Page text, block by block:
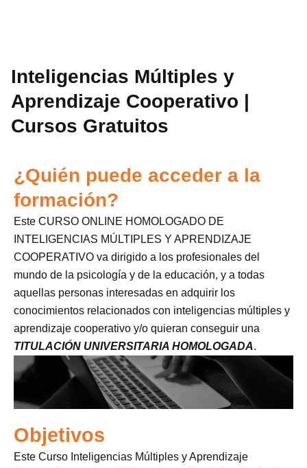
Inteligencias Múltiples y
Aprendizaje Cooperativo |
Cursos Gratuitos
¿Quién puede acceder a la
formación?
Este CURSO ONLINE HOMOLOGADO DE
INTELIGENCIAS MÚLTIPLES Y APRENDIZAJE
COOPERATIVO va dirigido a los profesionales del
mundo de la psicología y de la educación, y a todas
aquellas personas interesadas en adquirir los
conocimientos relacionados con inteligencias múltiples y
aprendizaje cooperativo y/o quieran conseguir una
TITULACIÓN UNIVERSITARIA HOMOLOGADA.
Objetivos
Este Curso Inteligencias Múltiples y Aprendizaje